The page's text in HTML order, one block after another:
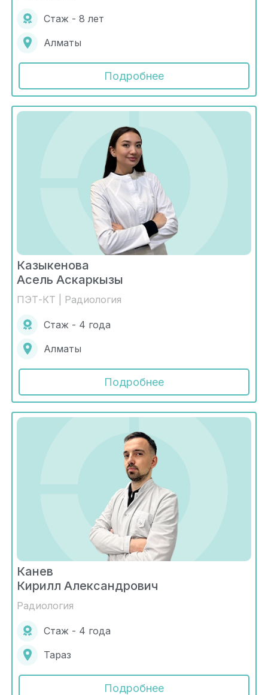
Стаж - 8 лет
Алматы
Подробнее
Казыкенова
Асель Аскаркызы
ПЭТ-КТ | Радиология
Стаж - 4 года
Алматы
Подробнее
Канев
Кирилл Александрович
Радиология
Стаж - 4 года
Тараз
Подробнее